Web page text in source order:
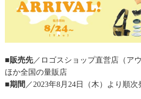
■販売先／ロゴスショップ直営店（ア
ほか全国の量販店
■期間 ／2023年8月24日（木）より順次